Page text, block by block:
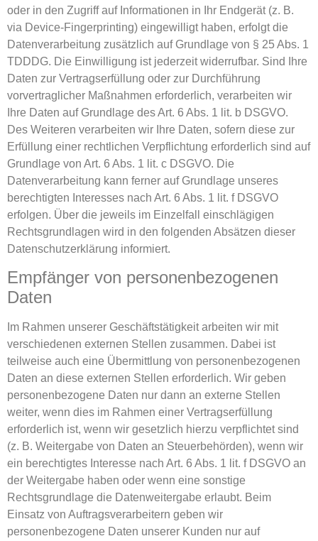
oder in den Zugriff auf Informationen in Ihr Endgerät (z. B.
via Device-Fingerprinting) eingewilligt haben, erfolgt die
Datenverarbeitung zusätzlich auf Grundlage von § 25 Abs. 1
TDDDG. Die Einwilligung ist jederzeit widerrufbar. Sind Ihre
Daten zur Vertragserfüllung oder zur Durchführung
vorvertraglicher Maßnahmen erforderlich, verarbeiten wir
Ihre Daten auf Grundlage des Art. 6 Abs. 1 lit. b DSGVO.
Des Weiteren verarbeiten wir Ihre Daten, sofern diese zur
Erfüllung einer rechtlichen Verpflichtung erforderlich sind auf
Grundlage von Art. 6 Abs. 1 lit. c DSGVO. Die
Datenverarbeitung kann ferner auf Grundlage unseres
berechtigten Interesses nach Art. 6 Abs. 1 lit. f DSGVO
erfolgen. Über die jeweils im Einzelfall einschlägigen
Rechtsgrundlagen wird in den folgenden Absätzen dieser
Datenschutzerklärung informiert.
Empfänger von personenbezogenen
Daten
Im Rahmen unserer Geschäftstätigkeit arbeiten wir mit
verschiedenen externen Stellen zusammen. Dabei ist
teilweise auch eine Übermittlung von personenbezogenen
Daten an diese externen Stellen erforderlich. Wir geben
personenbezogene Daten nur dann an externe Stellen
weiter, wenn dies im Rahmen einer Vertragserfüllung
erforderlich ist, wenn wir gesetzlich hierzu verpflichtet sind
(z. B. Weitergabe von Daten an Steuerbehörden), wenn wir
ein berechtigtes Interesse nach Art. 6 Abs. 1 lit. f DSGVO an
der Weitergabe haben oder wenn eine sonstige
Rechtsgrundlage die Datenweitergabe erlaubt. Beim
Einsatz von Auftragsverarbeitern geben wir
personenbezogene Daten unserer Kunden nur auf